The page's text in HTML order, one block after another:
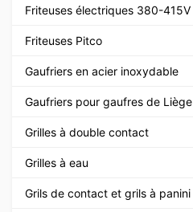
Friteuses électriques 380-415V
Friteuses Pitco
Gaufriers en acier inoxydable
Gaufriers pour gaufres de Liège
Grilles à double contact
Grilles à eau
Grils de contact et grils à panini